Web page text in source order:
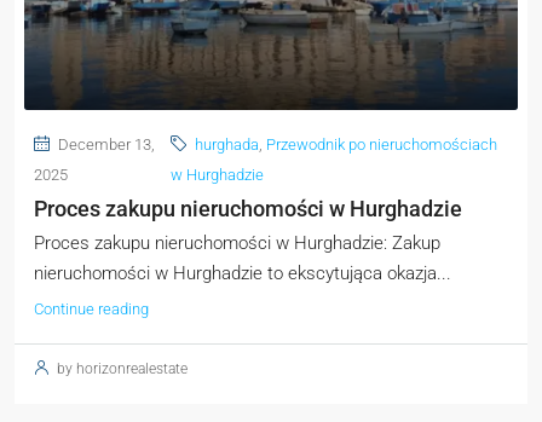
December 13,
2025
hurghada, Przewodnik po nieruchomościach
w Hurghadzie
Proces zakupu nieruchomości w Hurghadzie
Proces zakupu nieruchomości w Hurghadzie: Zakup
nieruchomości w Hurghadzie to ekscytująca okazja...
Continue reading
by horizonrealestate